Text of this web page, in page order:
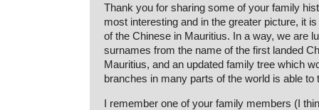
Thank you for sharing some of your family
most interesting and in the greater picture, it
of the Chinese in Mauritius. In a way, we are
surnames from the name of the first landed
Mauritius, and an updated family tree which
branches in many parts of the world is able to
I remember one of your family members (I